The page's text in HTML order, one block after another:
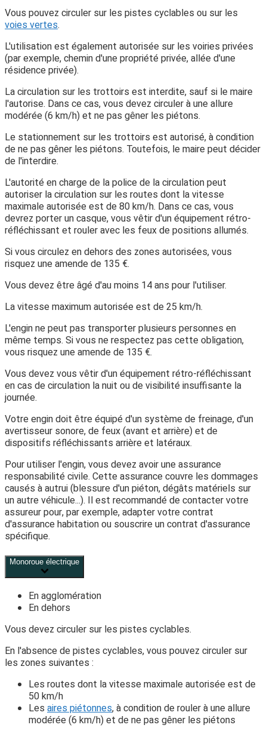
Vous pouvez circuler sur les pistes cyclables ou sur les
voies vertes.
L'utilisation est également autorisée sur les voiries privées
(par exemple, chemin d'une propriété privée, allée d'une
résidence privée).
La circulation sur les trottoirs est interdite, sauf si le maire
l'autorise. Dans ce cas, vous devez circuler à une allure
modérée (6 km/h) et ne pas gêner les piétons.
Le stationnement sur les trottoirs est autorisé, à condition
de ne pas gêner les piétons. Toutefois, le maire peut décider
de l'interdire.
L'autorité en charge de la police de la circulation peut
autoriser la circulation sur les routes dont la vitesse
maximale autorisée est de 80 km/h. Dans ce cas, vous
devrez porter un casque, vous vêtir d'un équipement rétro-
réfléchissant et rouler avec les feux de positions allumés.
Si vous circulez en dehors des zones autorisées, vous
risquez une amende de 135 €.
Vous devez être âgéd'au moins 14 ans pour l'utiliser.
Lavitesse maximumautorisée est de25 km/h.
L'engin ne peut pas transporter plusieurs personnes en
même temps. Si vous ne respectez pas cette obligation,
vous risquez une amende de 135 €.
Vous devez vous vêtir d'un équipement rétro-réfléchissant
en cas de circulation la nuit ou de visibilité insuffisante la
journée.
Votre engin doit être équipé d'un système de freinage, d'un
avertisseur sonore, de feux (avant et arrière) et de
dispositifs réfléchissants arrière et latéraux.
Pour utiliser l'engin, vous devez avoir une assurance
responsabilité civile. Cette assurance couvre les dommages
causés à autrui (blessure d'un piéton, dégâts matériels sur
un autre véhicule...). Il est recommandé de contacter votre
assureur pour, par exemple, adapter votre contrat
d'assurance habitation ou souscrire un contrat d'assurance
spécifique.
Monoroue électrique
En agglomération
En dehors
Vous devez circuler sur les pistes cyclables.
En l'absence de pistes cyclables, vous pouvez circuler sur
les zones suivantes :
Les routes dont la vitesse maximale autorisée est de
50 km/h
Les aires piétonnes, à condition de rouler à une allure
modérée (6 km/h) et de ne pas gêner les piétons